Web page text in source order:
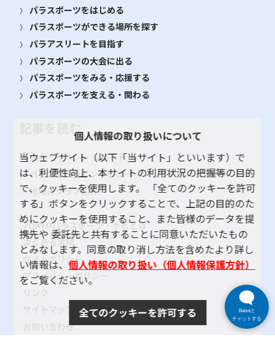
パラスポーツをはじめる
パラスポーツができる場所を探す
パラアスリートを目指す
パラスポーツの大会に出る
パラスポーツをみる・応援する
パラスポーツを支える・関わる
記事を読む
大会・イベント レポート
パラスポーツインタビュー
地域のクラブ紹介
TOKYOパラスポーツ・ナビとは
よくある質問
サイトポリシー
プライバシーポリシー
お問い合わせ
個人情報の取り扱いについて
当ウェブサイト（以下「当サイト」といいます）で
は、利便性向上、本サイトの利用状況の把握等の目的
で、クッキーを使用します。 「全てのクッキーを許可
する」ボタンをクリックすることで、上記の目的のた
めにクッキーを使用すること、また皆様のデータを提
携先や 委託先と共有することに同意いただいたもの
とみなします。同意の取り消し方法を含めたより詳し
い情報は、個人情報の取り扱い（個人情報保護方針）
をご覧ください。
全てのクッキーを許可する
Bebotと
チャットする